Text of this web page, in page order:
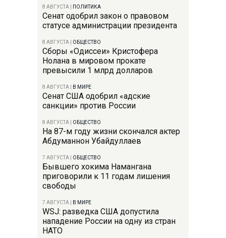
8 АВГУСТА ПОЛИТИКА
Сенат одобрил закон о правовом
статусе администрации президента
8 АВГУСТА ОБЩЕСТВО
Сборы «Одиссеи» Кристофера
Нолана в мировом прокате
превысили 1 млрд долларов
8 АВГУСТА В МИРЕ
Сенат США одобрил «адские
санкции» против России
8 АВГУСТА ОБЩЕСТВО
На 87-м году жизни скончался актер
Абдуманнон Убайдуллаев
7 АВГУСТА ОБЩЕСТВО
Бывшего хокима Намангана
приговорили к 11 годам лишения
свободы
7 АВГУСТА В МИРЕ
WSJ: разведка США допустила
нападение России на одну из стран
НАТО